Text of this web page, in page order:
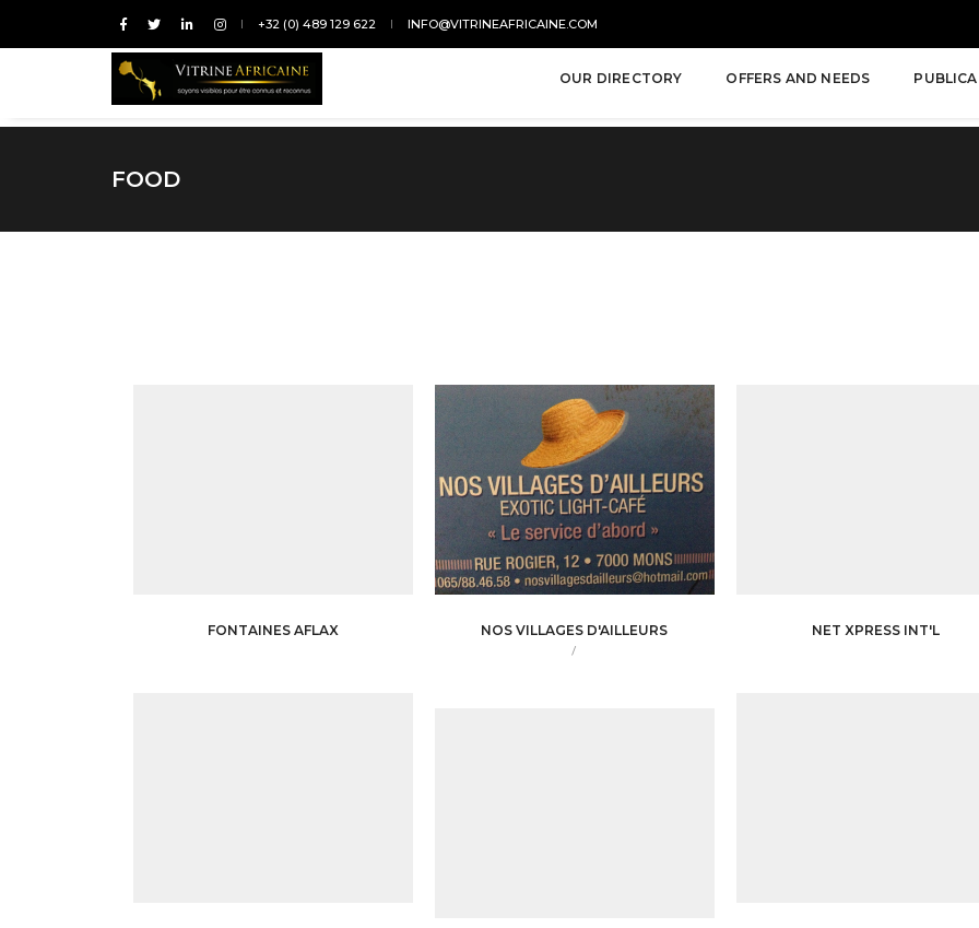
+32 (0) 489 129 622 INFO@VITRINEAFRICAINE.COM
OUR DIRECTORY OFFERS AND NEEDS
FOOD
FONTAINES AFLAX NOS VILLAGES D'AILLEURS
/
NET XPRESS INT'L